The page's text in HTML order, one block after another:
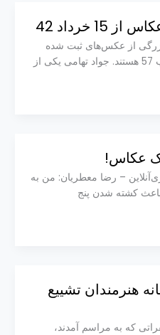
خرداد 42
از عکس‌های ثبت شده
عکاس!
– رضا معطریان: من به
کشته شدن پنج
هنرمندان تشییع
که به مراسم آمدند،